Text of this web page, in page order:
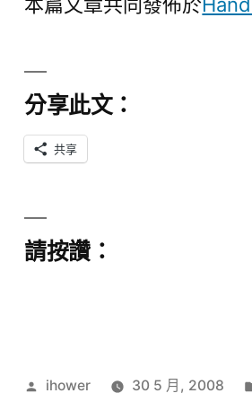
分享此文：
共享
請按讚：
作
ihower 30 5 月, 2008